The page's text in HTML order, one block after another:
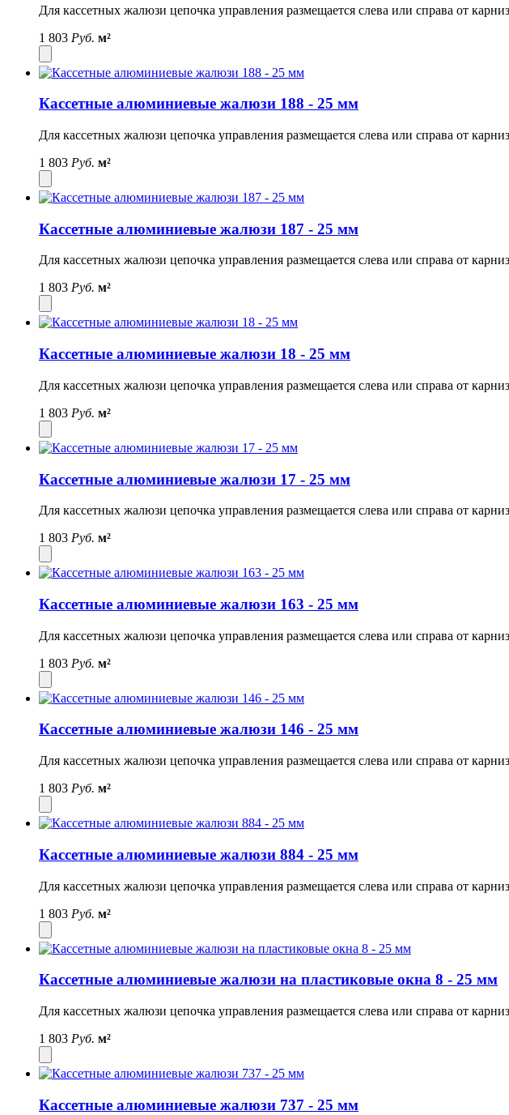
Для кассетных жалюзи цепочка управления размещается слева или справа от
1 803 Руб. м²
Кассетные алюминиевые жалюзи 188 - 25 мм
Для кассетных жалюзи цепочка управления размещается слева или справа от
1 803 Руб. м²
Кассетные алюминиевые жалюзи 187 - 25 мм
Для кассетных жалюзи цепочка управления размещается слева или справа от
1 803 Руб. м²
Кассетные алюминиевые жалюзи 18 - 25 мм
Для кассетных жалюзи цепочка управления размещается слева или справа от
1 803 Руб. м²
Кассетные алюминиевые жалюзи 17 - 25 мм
Для кассетных жалюзи цепочка управления размещается слева или справа от
1 803 Руб. м²
Кассетные алюминиевые жалюзи 163 - 25 мм
Для кассетных жалюзи цепочка управления размещается слева или справа от
1 803 Руб. м²
Кассетные алюминиевые жалюзи 146 - 25 мм
Для кассетных жалюзи цепочка управления размещается слева или справа от
1 803 Руб. м²
Кассетные алюминиевые жалюзи 884 - 25 мм
Для кассетных жалюзи цепочка управления размещается слева или справа от
1 803 Руб. м²
Кассетные алюминиевые жалюзи на пластиковые окна 8 - 25 мм
Для кассетных жалюзи цепочка управления размещается слева или справа от
1 803 Руб. м²
Кассетные алюминиевые жалюзи 737 - 25 мм